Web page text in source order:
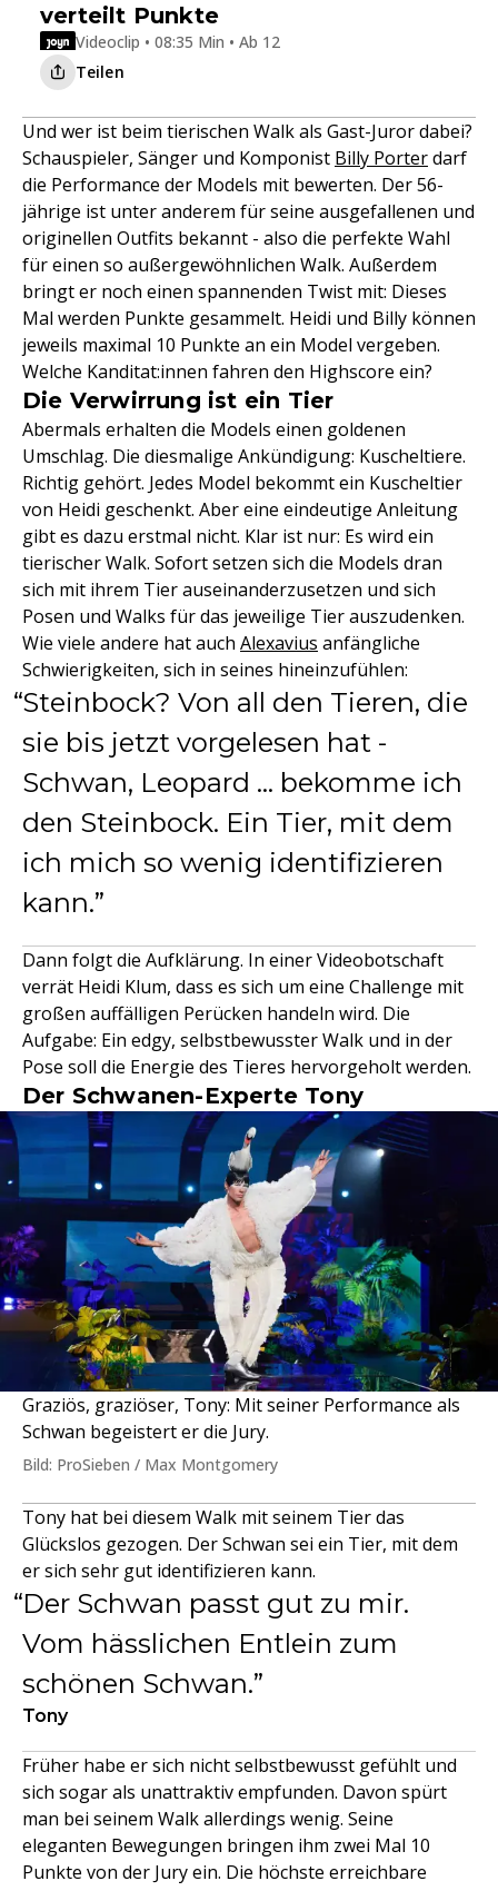
verteilt Punkte
Videoclip • 08:35 Min • Ab 12
Teilen
Und wer ist beim tierischen Walk als Gast-Juror dabei?
Schauspieler, Sänger und Komponist Billy Porterdarf
die Performance der Models mit bewerten. Der 56-
jährige ist unter anderem für seine ausgefallenen und
originellen Outfits bekannt - also die perfekte Wahl
für einen so außergewöhnlichen Walk. Außerdem
bringt er noch einen spannenden Twist mit: Dieses
Mal werden Punkte gesammelt. Heidi und Billy können
jeweils maximal 10 Punkte an ein Model vergeben.
Welche Kanditat:innen fahren den Highscore ein?
Die Verwirrung ist ein Tier
Abermals erhalten die Models einen goldenen
Umschlag. Die diesmalige Ankündigung: Kuscheltiere.
Richtig gehört. Jedes Model bekommt ein Kuscheltier
von Heidi geschenkt. Aber eine eindeutige Anleitung
gibt es dazu erstmal nicht. Klar ist nur: Es wird ein
tierischer Walk. Sofort setzen sich die Models dran
sich mit ihrem Tier auseinanderzusetzen und sich
Posen und Walks für das jeweilige Tier auszudenken.
Wie viele andere hat auch Alexavius anfängliche
Schwierigkeiten, sich in seines hineinzufühlen:
Steinbock? Von all den Tieren, die
sie bis jetzt vorgelesen hat -
Schwan, Leopard ... bekomme ich
den Steinbock. Ein Tier, mit dem
ich mich so wenig identifizieren
kann.
Dann folgt die Aufklärung. In einer Videobotschaft
verrät Heidi Klum, dass es sich um eine Challenge mit
großen auffälligen Perücken handeln wird. Die
Aufgabe: Ein edgy, selbstbewusster Walk und in der
Pose soll die Energie des Tieres hervorgeholt werden.
Der Schwanen-Experte Tony
Graziös, graziöser, Tony: Mit seiner Performance als
Schwan begeistert er die Jury.
Bild: ProSieben / Max Montgomery
Tony hat bei diesem Walk mit seinem Tier das
Glückslos gezogen. Der Schwan sei ein Tier, mit dem
er sich sehr gut identifizieren kann.
Der Schwan passt gut zu mir.
Vom hässlichen Entlein zum
schönen Schwan.
Tony
Früher habe er sich nicht selbstbewusst gefühlt und
sich sogar als unattraktiv empfunden. Davon spürt
man bei seinem Walk allerdings wenig. Seine
eleganten Bewegungen bringen ihm zwei Mal 10
Punkte von der Jury ein. Die höchste erreichbare